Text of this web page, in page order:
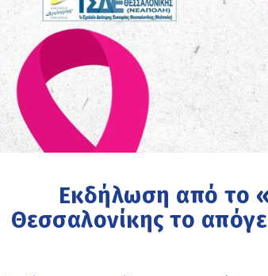
Εκδήλωση από το
Θεσσαλονίκης το